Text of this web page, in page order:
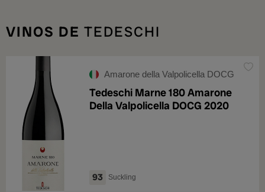
VINOS DE TEDESCHI
Amarone della Valpolicella DOCG
Tedeschi Marne 180 Amarone
Della Valpolicella DOCG 2020
93 Suckling